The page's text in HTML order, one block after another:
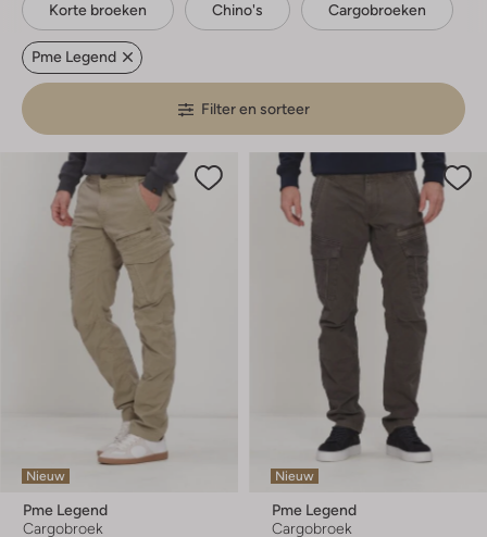
Korte broeken Chino's Cargobroeken
Pme Legend
Filter en sorteer
Nieuw
Pme Legend
Cargobroek
Nieuw
Pme Legend
Cargobroek